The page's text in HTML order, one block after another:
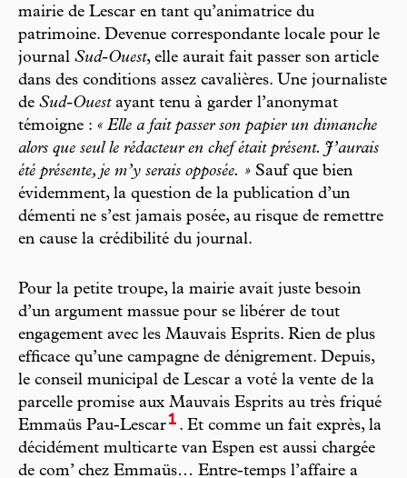
mairie de Lescar en tant qu’animatrice du
patrimoine. Devenue correspondante locale pour le
journal Sud-Ouest, elle aurait fait passer son article
dans des conditions assez cavalières. Une journaliste
de Sud-Ouestayant tenu à garder l’anonymat
témoigne : « Elle a fait passer son papier un dimanche
alors que seul le rédacteur en chef était présent. J’aurais
été présente, je m’y serais opposée. » Sauf que bien
évidemment, la question de la publication d’un
démenti ne s’est jamais posée, au risque de remettre
en cause la crédibilité du journal.
Pour la petite troupe, la mairie avait juste besoin
d’un argument massue pour se libérer de tout
engagement avec les Mauvais Esprits. Rien de plus
efficace qu’une campagne de dénigrement. Depuis,
le conseil municipal de Lescar a voté la vente de la
parcelle promise aux Mauvais Esprits au très friqué
Emmaüs Pau-Lescar1 . Et comme un fait exprès, la
décidément multicarte van Espen est aussi chargée
de com’ chez Emmaüs… Entre-temps l’affaire a